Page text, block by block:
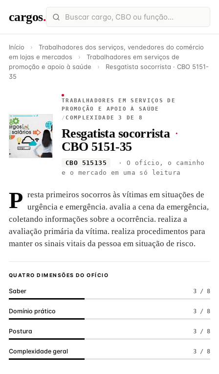
cargos.
Início ›
Trabalhadores dos serviços, vendedores do comércio
em lojas e mercados
›
Trabalhadores em serviços de
promoção e apoio à saúde
›
Resgatista socorrista · CBO 5151-
35
TRABALHADORES EM SERVIÇOS DE
PROMOÇÃO E APOIO À SAÚDE
/ COMPLEXIDADE 3 DE 8
Resgatista socorrista ·
CBO 5151-35
CBO 515135
· O ofício, o caminho
e o mercado em uma só leitura
P resta primeiros socorros às vítimas em situações de
urgência e emergência. avalia a cena da emergência,
coletando informações sobre a ocorrência. realiza a
avaliação primária da vítima. realiza procedimentos para
manter os sinais vitais da pessoa em situação de risco.
QUATRO DIMENSÕES DO OFÍCIO
Saber 3 / 8
Domínio prático 3 / 8
Postura 3 / 8
Complexidade geral 3 / 8